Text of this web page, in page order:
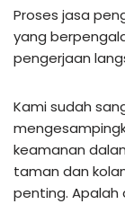
Proses jasa
yang
pengerjaan
Kami sudah
keamanan
taman dan
penting. Apalah